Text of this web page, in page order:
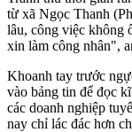
từ xã Ngọc Thanh
lâu, công việc không
xin làm công nhân",
Khoanh tay trước
vào bảng tin để đọc
các doanh nghiệp
nay chỉ lác đác hơn